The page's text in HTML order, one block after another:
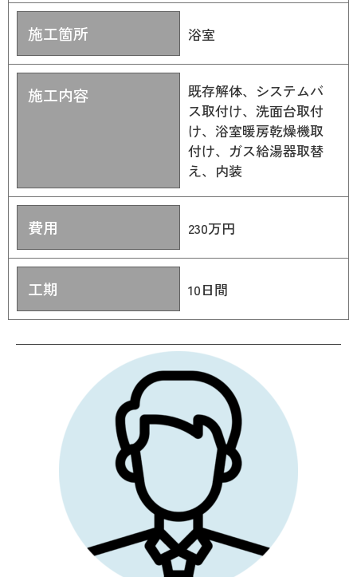
施工箇所 浴室
施工内容
既存解体、システムバ
ス取付け、洗面台取付
け、浴室暖房乾燥機取
付け、ガス給湯器取替
え、内装
費用 230万円
工期 10日間